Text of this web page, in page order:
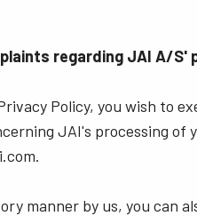
undund
regarding JAI A/S'
Policy, you wish to
JAI's processing of
manner by us, you can